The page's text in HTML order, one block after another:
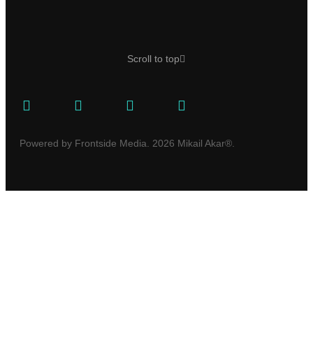
Scroll to top
Powered by Frontside Media. 2026 Mikail Akar®.